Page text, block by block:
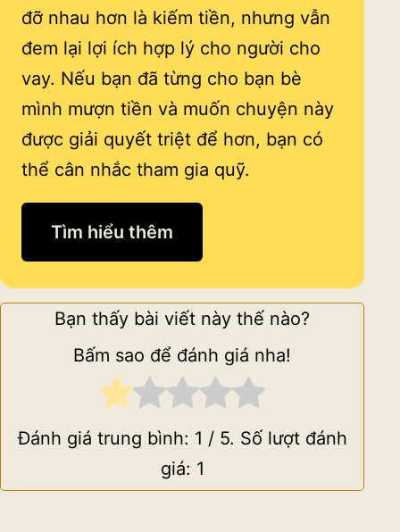
đỡ nhau hơn là kiếm tiền, nhưng vẫn
đem lại lợi ích hợp lý cho người cho
vay. Nếu bạn đã từng cho bạn bè
mình mượn tiền và muốn chuyện này
được giải quyết triệt để hơn, bạn có
thể cân nhắc tham gia quỹ.
Tìm hiểu thêm
Bạn thấy bài viết này thế nào?
Bấm sao để đánh giá nha!
Đánh giá trung bình: 1 / 5. Số lượt đánh
giá: 1